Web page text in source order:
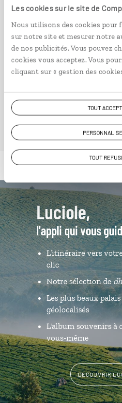
Les cookies sur le site de
Nous utilisons des cookies
sur notre site et mesurer notre
de nos publicités. Vous pouvez
cookies vous acceptez. Vous
cliquant sur « gestion des
TOUT
TOUT
Circuit entre le Népal et le
15 jours / 13 nuits
à partir de 4000€
VOIR NOS 19 IDÉES DE
Luciole,
l'appli qui vous
L’itinéraire vers
clic
Notre sélection de
Les plus beaux
géolocalisés
L'album souvenirs à
vous-même
DÉCOUVRIR